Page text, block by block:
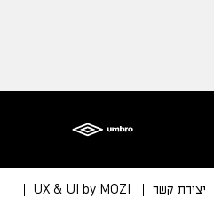
יצירת קשר UX & UI by MOZI